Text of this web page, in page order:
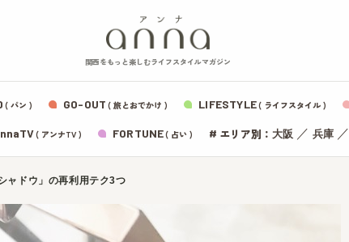
関西をもっと楽しむライフスタイルマガジン
( パン ) GO-OUT ( 旅とおでかけ ) LIFESTYLE( ライフスタイル )
( アンナTV ) FORTUNE( 占い ) # エリア別： 大阪 ／ 兵庫／
ャドウ」の再利用テク3つ